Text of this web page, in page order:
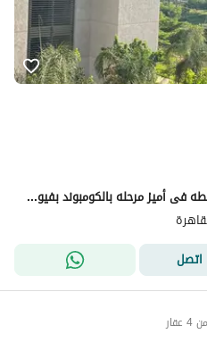
لفتره محدوده شقه 4 غرف بسعر لقطه فى أميز مرحله بالكومبوند بفيو على Central Park أمام البرج الأيقونى و دقايق من سيليا البوسكو العاصمه الاداريه ديجويا
اتصل